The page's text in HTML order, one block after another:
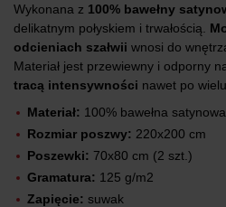
Wykonana z 100% bawełny
delikatnym połyskiem i trwałością.
odcieniach szałwii wnosi do
Materiał jest przewiewny i odporny
tracą intensywności nawet po
Materiał: 100% bawełna satynowa
Rozmiar poszwy: 220x200 cm
Poszewki: 70x80 cm (2 szt.)
Gramatura: 125 g/m2
Zapięcie: suwak